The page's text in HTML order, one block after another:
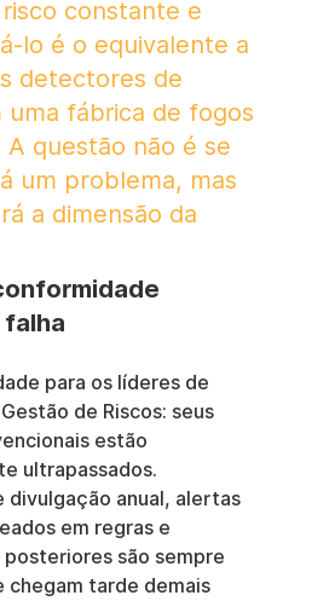
constante e
lo é o equivalente a
detectores de
uma fábrica de fogos
questão não é se
um problema, mas
a dimensão da
para os líderes de
de Riscos: seus
estão
ultrapassados.
divulgação anual, alertas
em regras e
são sempre
chegam tarde demais